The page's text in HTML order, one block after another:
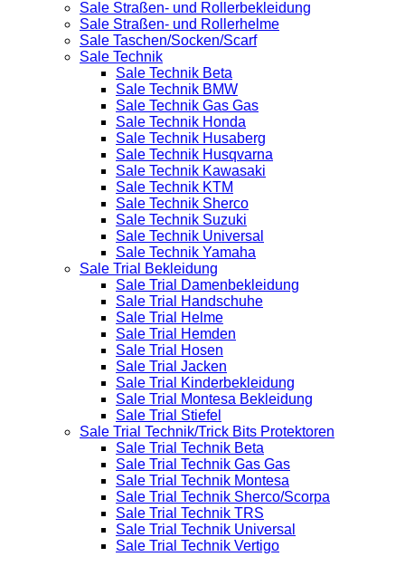
Sale Straßen- und Rollerbekleidung
Sale Straßen- und Rollerhelme
Sale Taschen/Socken/Scarf
Sale Technik
Sale Technik Beta
Sale Technik BMW
Sale Technik Gas Gas
Sale Technik Honda
Sale Technik Husaberg
Sale Technik Husqvarna
Sale Technik Kawasaki
Sale Technik KTM
Sale Technik Sherco
Sale Technik Suzuki
Sale Technik Universal
Sale Technik Yamaha
Sale Trial Bekleidung
Sale Trial Damenbekleidung
Sale Trial Handschuhe
Sale Trial Helme
Sale Trial Hemden
Sale Trial Hosen
Sale Trial Jacken
Sale Trial Kinderbekleidung
Sale Trial Montesa Bekleidung
Sale Trial Stiefel
Sale Trial Technik/Trick Bits Protektoren
Sale Trial Technik Beta
Sale Trial Technik Gas Gas
Sale Trial Technik Montesa
Sale Trial Technik Sherco/Scorpa
Sale Trial Technik TRS
Sale Trial Technik Universal
Sale Trial Technik Vertigo